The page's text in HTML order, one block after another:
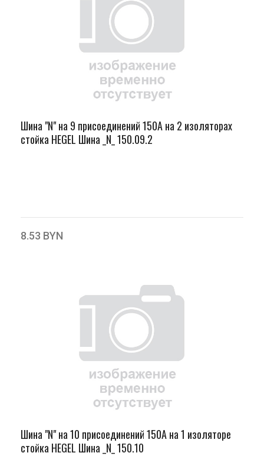
Шина "N" на 9 присоединений 150А на 2 изоляторах
стойка HEGEL Шина _N_ 150.09.2
8.53 BYN
Шина "N" на 10 присоединений 150А на 1 изоляторе
стойка HEGEL Шина _N_ 150.10